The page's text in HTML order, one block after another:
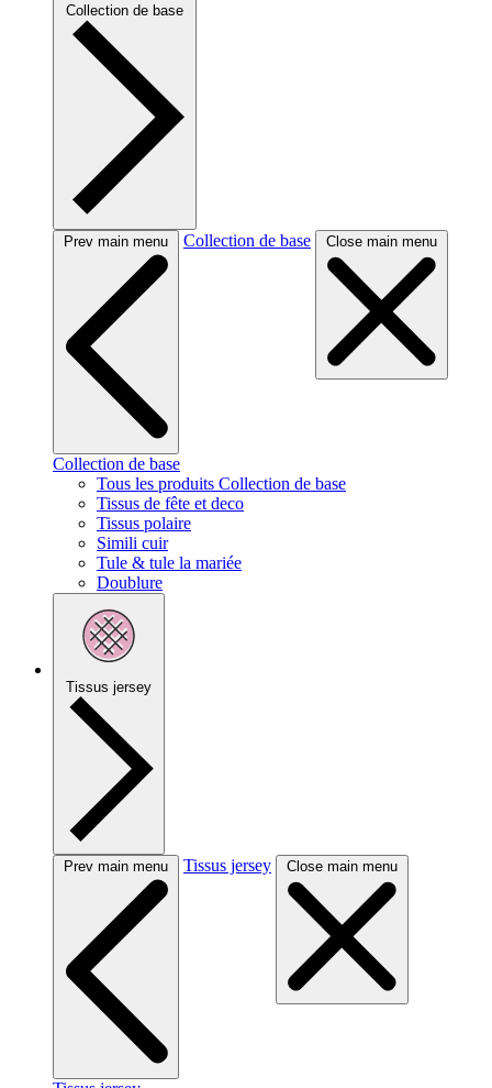
Collection de base
Prev main menu Collection de base Close main menu
Collection de base
Tous les produits Collection de base
Tissus de fête et deco
Tissus polaire
Simili cuir
Tule & tule la mariée
Doublure
Tissus jersey
Prev main menu Tissus jersey Close main menu